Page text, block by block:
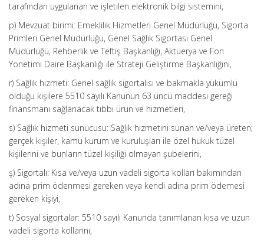
tarafından uygulanan ve işletilen elektronik bilgi sistemini,
p) Mevzuat birimi: Emeklilik Hizmetleri Genel Müdürlüğü, Sigorta
Primleri Genel Müdürlüğü, Genel Sağlık Sigortası Genel
Müdürlüğü, Rehberlik ve Teftiş Başkanlığı, Aktüerya ve Fon
Yönetimi Daire Başkanlığı ile Strateji Geliştirme Başkanlığını,
r) Sağlık hizmeti: Genel sağlık sigortalısı ve bakmakla yükümlü
olduğu kişilere 5510 sayılı Kanunun 63 üncü maddesi gereği
finansmanı sağlanacak tıbbi ürün ve hizmetleri,
s) Sağlık hizmeti sunucusu: Sağlık hizmetini sunan ve/veya üreten;
gerçek kişiler, kamu kurum ve kuruluşları ile özel hukuk tüzel
kişilerini ve bunların tüzel kişiliği olmayan şubelerini,
ş) Sigortalı: Kısa ve/veya uzun vadeli sigorta kolları bakımından
adına prim ödenmesi gereken veya kendi adına prim ödemesi
gereken kişiyi,
t) Sosyal sigortalar: 5510 sayılı Kanunda tanımlanan kısa ve uzun
vadeli sigorta kollarını,